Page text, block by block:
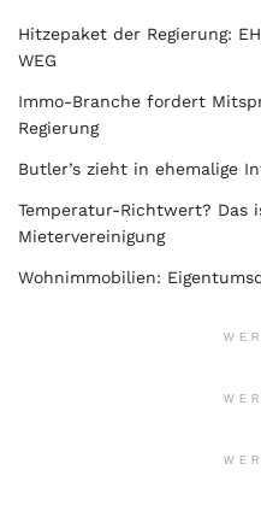
Hitzepaket der Regierung:
WEG
Immo-Branche fordert
Regierung
Butler’s zieht in ehemalige
Temperatur-Richtwert? Das
Mietervereinigung
Wohnimmobilien: